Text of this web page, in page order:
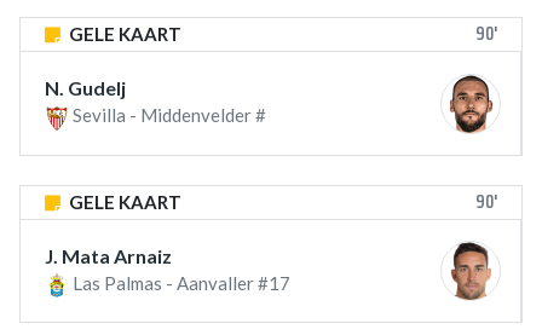
GELE KAART 90'
N. Gudelj
Sevilla - Middenvelder #
GELE KAART 90'
J. Mata Arnaiz
Las Palmas - Aanvaller #17